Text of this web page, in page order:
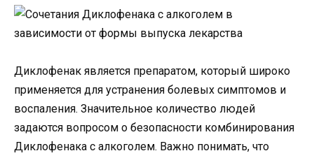
Диклофенак является препаратом, который широко
применяется для устранения болевых симптомов и
воспаления. Значительное количество людей
задаются вопросом о безопасности комбинирования
Диклофенака с алкоголем. Важно понимать, что